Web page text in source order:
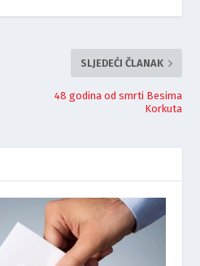
SLJEDEĆI ČLANAK
48 godina od smrti Besima
Korkuta